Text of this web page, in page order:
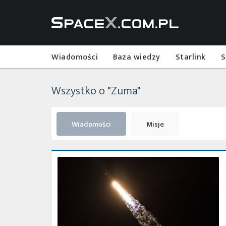
Wiadomości Baza wiedzy Starlink
Wszystko o "Zuma"
Wiadomości Misje
Northrop
prawdopodobnie